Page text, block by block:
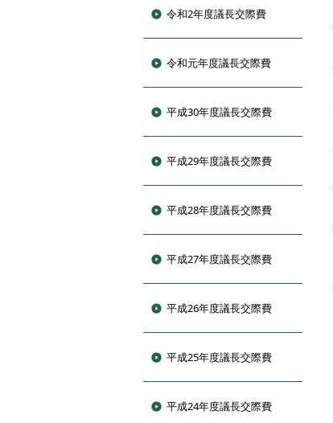
令和2年度議長交際費
令和元年度議長交際費
平成30年度議長交際費
平成29年度議長交際費
平成28年度議長交際費
平成27年度議長交際費
平成26年度議長交際費
平成25年度議長交際費
平成24年度議長交際費